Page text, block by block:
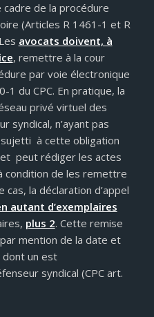
cadre de la procédure
(Articles R 1461-1 et R
avocats doivent, à
, remettre à la cour
par voie électronique
1 du CPC. En pratique, la
privé virtuel des
syndical, n’ayant pas
à cette obligation
peut rédiger les actes
condition de les remettre
cas, la déclaration d’appel
autant d’exemplaires
plus 2. Cette remise
mention de la date et
dont un est
syndical (CPC art.